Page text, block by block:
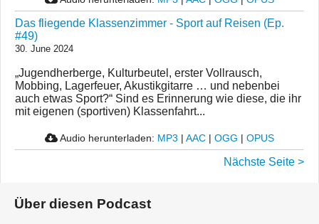
Das fliegende Klassenzimmer - Sport auf Reisen (Ep.
#49)
30. June 2024
„Jugendherberge, Kulturbeutel, erster Vollrausch,
Mobbing, Lagerfeuer, Akustikgitarre … und nebenbei
auch etwas Sport?“ Sind es Erinnerung wie diese, die ihr
mit eigenen (sportiven) Klassenfahrt...
Audio herunterladen: MP3 | AAC | OGG | OPUS
Nächste Seite >
Über diesen Podcast